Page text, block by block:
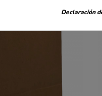
Declaración